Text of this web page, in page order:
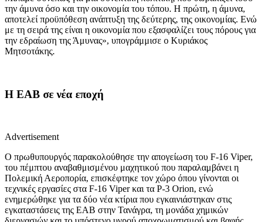
την άμυνα όσο και την οικονομία του τόπου. Η πρώτη, η άμυνα,
αποτελεί προϋπόθεση ανάπτυξη της δεύτερης, της οικονομίας. Ενώ
με τη σειρά της είναι η οικονομία που εξασφαλίζει τους πόρους για
την εδραίωση της Άμυνας», υπογράμμισε ο Κυριάκος
Μητσοτάκης.
Η ΕΑΒ σε νέα εποχή
Advertisement
Ο πρωθυπουργός παρακολούθησε την απογείωση του F-16 Viper,
του πέμπτου αναβαθμισμένου μαχητικού που παραλαμβάνει η
Πολεμική Αεροπορία, επισκέφτηκε τον χώρο όπου γίνονται οι
τεχνικές εργασίες στα F-16 Viper και τα P-3 Orion, ενώ
ενημερώθηκε για τα δύο νέα κτίρια που εγκαινιάστηκαν στις
εγκαταστάσεις της ΕΑΒ στην Τανάγρα, τη μονάδα χημικών